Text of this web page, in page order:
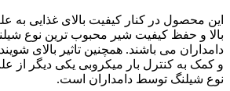
این محصول در کنار کیفیت بالای غذایی به
بالا و حفظ کیفیت شیر محبوب ترین نوع
دامداران می باشند. همچنین تاثیر بالای
و کمک به کنترل بار میکروبی یکی دیگر از
نوع شیلنگ توسط دامداران است.